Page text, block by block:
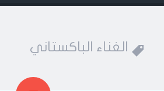
Menu
Widgets
Search
الغناء الباكستاني